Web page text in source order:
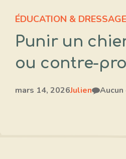
ÉDUCATION & DRESSAGE
Punir un
ou contre-
mars 14, 2026Julien